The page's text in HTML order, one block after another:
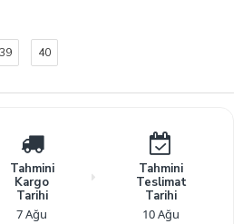
39 40
Tahmini
Kargo
Tarihi
7 Ağu
Tahmini
Teslimat
Tarihi
10 Ağu